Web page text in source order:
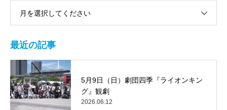
月を選択してください
最近の記事
5月9日（日）劇団四季『ライオンキン
グ』観劇
2026.06.12